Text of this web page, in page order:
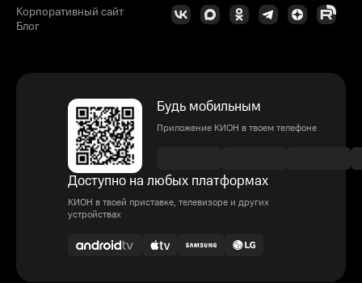
Корпоративный сайт
Блог
Будь мобильным
Приложение КИОН в твоем телефоне
Доступно на любых платформах
КИОН в твоей приставке, телевизоре и других
устройствах